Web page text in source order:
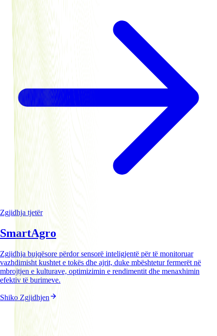
Zgjidhja tjetër
SmartAgro
Zgjidhja bujqësore përdor sensorë inteligjentë për të monitoruar
vazhdimisht kushtet e tokës dhe ajrit, duke mbështetur fermerët në
mbrojtjen e kulturave, optimizimin e rendimentit dhe menaxhimin
efektiv të burimeve.
Shiko Zgjidhjen